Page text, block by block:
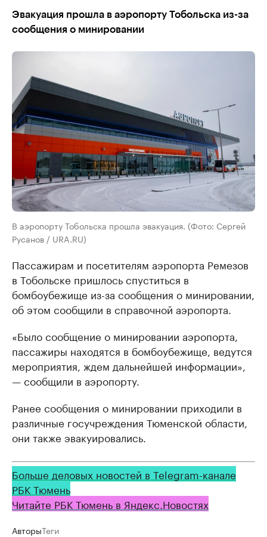
Эвакуация прошла в аэропорту Тобольска из-за
сообщения о минировании
В аэропорту Тобольска прошла эвакуация. (Фото: Сергей
Русанов / URA.RU)
Пассажирам и посетителям аэропорта Ремезов
в Тобольске пришлось спуститься в
бомбоубежище из-за сообщения о минировании,
об этом сообщили в справочной аэропорта.
«Было сообщение о минировании аэропорта,
пассажиры находятся в бомбоубежище, ведутся
мероприятия, ждем дальнейшей информации»,
— сообщили в аэропорту.
Ранее сообщения о минировании приходили в
различные госучреждения Тюменской области,
они также эвакуировались.
Больше деловых новостей в Telegram-канале
РБК Тюмень
Читайте РБК Тюмень в Яндекс.Новостях
АвторыТеги